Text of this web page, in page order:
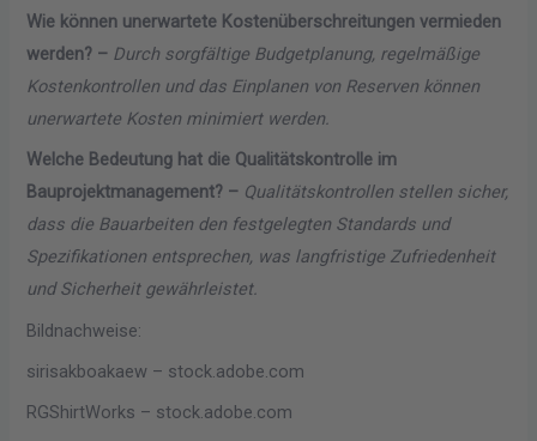
Wie können unerwartete Kostenüberschreitungen vermieden
werden? – Durch sorgfältige Budgetplanung, regelmäßige
Kostenkontrollen und das Einplanen von Reserven können
unerwartete Kosten minimiert werden.
Welche Bedeutung hat die Qualitätskontrolle im
Bauprojektmanagement? – Qualitätskontrollen stellen sicher,
dass die Bauarbeiten den festgelegten Standards und
Spezifikationen entsprechen, was langfristige Zufriedenheit
und Sicherheit gewährleistet.
Bildnachweise:
sirisakboakaew – stock.adobe.com
RGShirtWorks – stock.adobe.com